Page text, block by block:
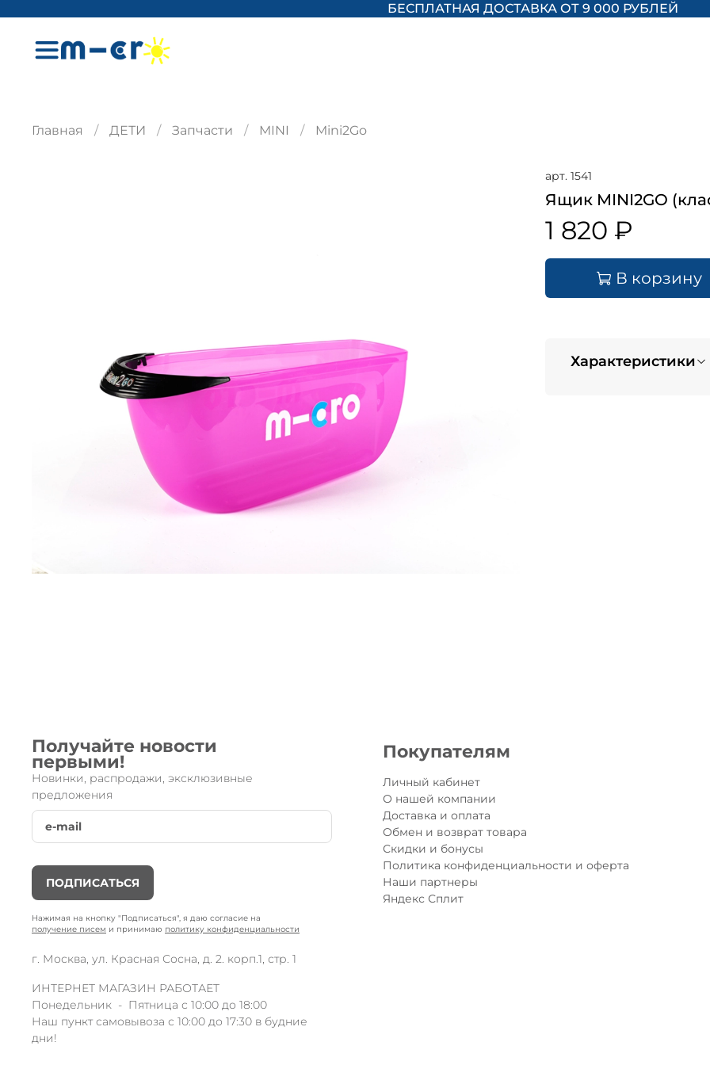
БЕСПЛАТНАЯ ДОСТАВКА ОТ 9 000 РУБЛЕЙ
Главная
ДЕТИ Запчасти MINI Mini2Go
арт. 1541
Ящик MINI2GO
1 820 ₽
В корзину
Характеристики
Получайте новости
первыми!
Новинки, распродажи, эксклюзивные
предложения
ПОДПИСАТЬСЯ
Нажимая на кнопку "Подписаться", я даю согласие на
получение писем и принимаю политику конфиденциальности
г. Москва, ул. Красная Сосна, д. 2. корп.1, стр. 1
ИНТЕРНЕТ МАГАЗИН РАБОТАЕТ
Понедельник - Пятница с 10:00 до 18:00
Наш пункт самовывоза с 10:00 до 17:30 в будние
дни!
Покупателям
Личный кабинет
О нашей компании
Доставка и оплата
Обмен и возврат товара
Скидки и бонусы
Политика конфиденциальности и оферта
Наши партнеры
Яндекс Сплит